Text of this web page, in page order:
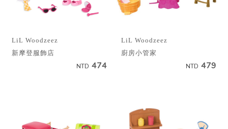
LiL Woodzeez
新摩登服飾店
NTD 474
LiL Woodzeez
廚房小管家
NTD 479